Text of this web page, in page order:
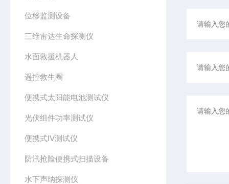
位移监测设备
三维雷达生命探测仪
水面救援机器人
遥控救生圈
便携式太阳能电池测试仪
光伏组件功率测试仪
便携式IV测试仪
防汛抢险便携式扫描设备
水下声纳探测仪